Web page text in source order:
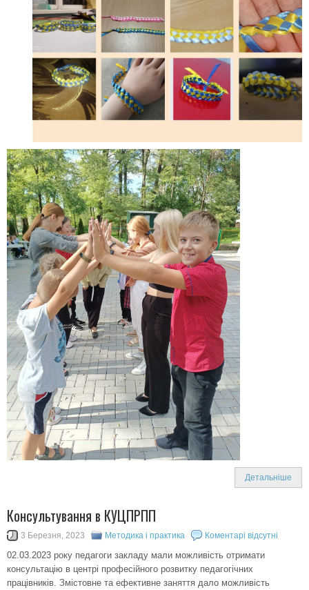
Детальніше
Консультування в КУЦПРПП
3 Березня, 2023 Методика і практика Коментарі відсутні
02.03.2023 року педагоги закладу мали можливість отримати
консультацію в центрі професійного розвитку педагогічних
працівників. Змістовне та ефективне заняття дало можливість